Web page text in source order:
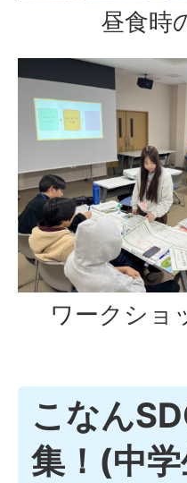
昼食時
ワークショ
こなん
集！(中